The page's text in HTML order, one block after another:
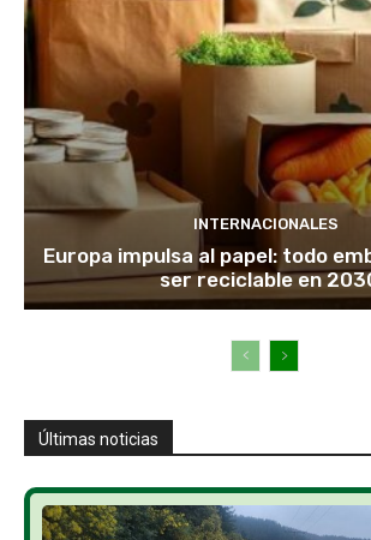
INTERNACIONALES
Europa impulsa al papel: todo
ser reciclable en
Últimas noticias